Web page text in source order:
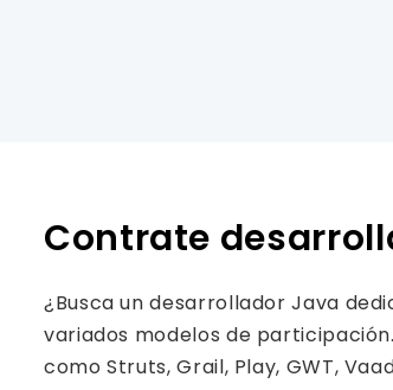
Contrate
¿Busca un desarrollador Java
variados modelos de
como Struts, Grail, Play, GWT,